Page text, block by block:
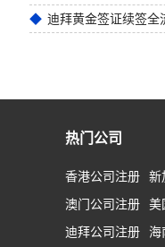
迪拜黄金签证续签全
热门公司
香港公司注册
新
澳门公司注册
美
迪拜公司注册
海